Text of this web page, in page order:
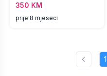
350 KM
prije 8 mjeseci
1